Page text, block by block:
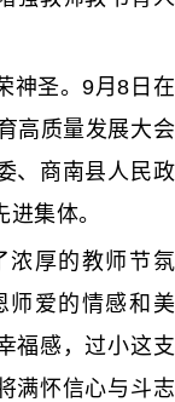
圣。9月8日在
高质量发展大会
、商南县人民政
集体。
厚的教师节氛
师爱的情感和美
福感，过小这支
满怀信心与斗志